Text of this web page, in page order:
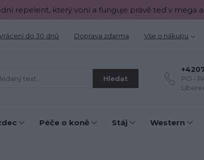
repelent, který voní a funguje právě teď v mega
do 30 dnů Doprava zdarma Vše o nákupu
Hledat
PO -
Péče o koně Stáj Western